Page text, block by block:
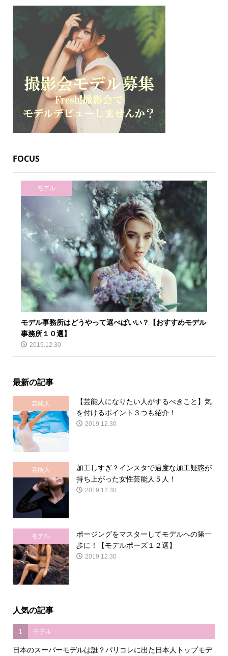
FOCUS
モデル
モデル事務所はどうやって選べばいい？【おすすめモデル
事務所１０選】
2019.12.30
最新の記事
芸能人
【芸能人になりたい人がするべきこと】気
を付けるポイント３つも紹介！
2019.12.30
芸能人
加工しすぎ？インスタで過度な加工疑惑が
持ち上がった女性芸能人５人！
2019.12.30
モデル
ポージングをマスターしてモデルへの第一
歩に！【モデルポーズ１２選】
2019.12.30
人気の記事
1 モデル
日本のスーパーモデルは誰？パリコレに出た日本人トップモデ